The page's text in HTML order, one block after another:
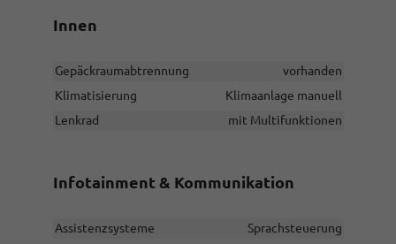
Innen
Gepäckraumabtrennung
vorhanden
Klimatisierung
Klimaanlage manuell
Lenkrad
mit Multifunktionen
Infotainment & Kommunikation
Assistenzsysteme
Sprachsteuerung